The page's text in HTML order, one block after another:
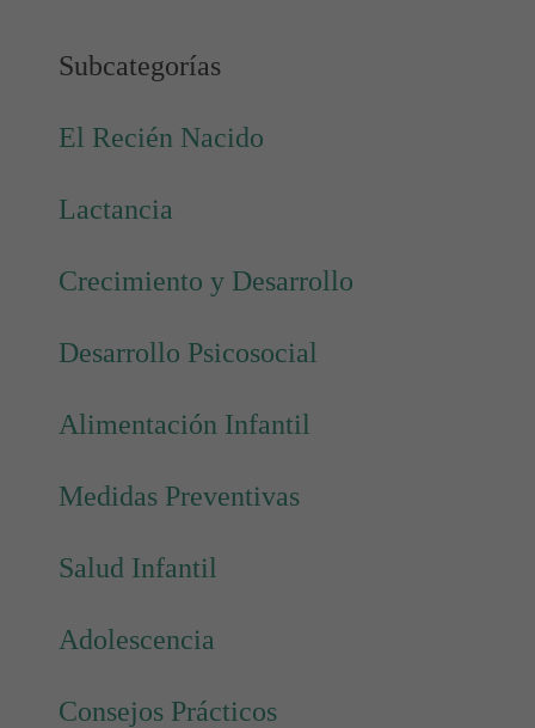
Subcategorías
El Recién Nacido
Lactancia
Crecimiento y Desarrollo
Desarrollo Psicosocial
Alimentación Infantil
Medidas Preventivas
Salud Infantil
Adolescencia
Consejos Prácticos